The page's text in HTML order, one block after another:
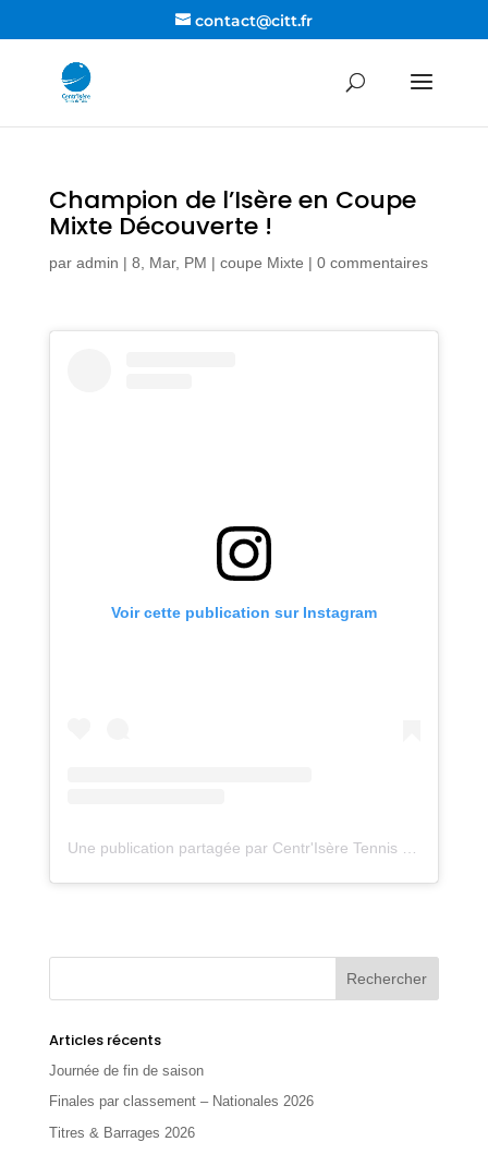
contact@citt.fr
Champion de l’Isère en Coupe
Mixte Découverte !
par admin | 8, Mar, PM | coupe Mixte | 0 commentaires
Voir cette publication sur Instagram
Articles récents
Journée de fin de saison
Finales par classement – Nationales 2026
Titres & Barrages 2026